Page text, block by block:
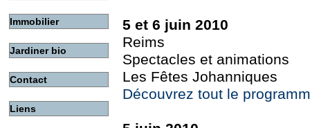
Immobilier
Jardiner bio
Contact
Liens
5 et 6 juin 2010
Reims
Spectacles et animations
Les Fêtes Johanniques
Découvrez tout le